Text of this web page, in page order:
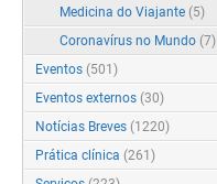
Medicina do Viajante (5)
Coronavírus no Mundo (7)
Eventos (501)
Eventos externos (30)
Notícias Breves (1220)
Prática clínica (261)